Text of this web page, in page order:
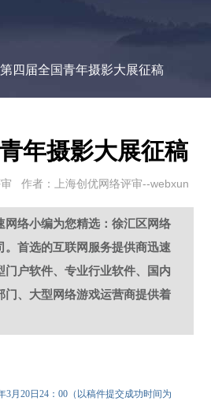
四届全国青年摄影大展征稿
年摄影大展征稿
作者：上海创优网络评审--webxun
网络小编为您精选：徐汇区网络
。首选的互联网服务提供商迅速
门户软件、专业行业软件、国内
门、大型网络游戏运营商提供着
3月20日24：00（以稿件提交成功时间为